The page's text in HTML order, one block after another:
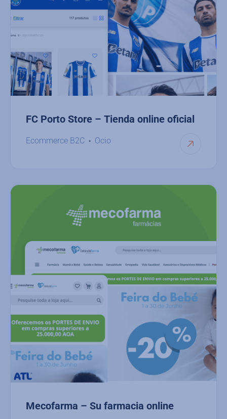
Ecommerce B2C Ocio
FC Porto Store – Tienda online oficial
Mecofarma – Su farmacia online